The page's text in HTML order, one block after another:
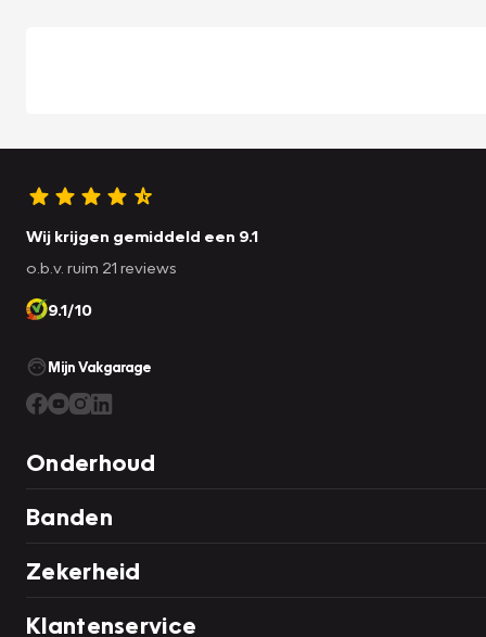
Wij krijgen gemiddeld een 9.1
o.b.v. ruim 21 reviews
9.1/10
Mijn Vakgarage
Onderhoud
Banden
Zekerheid
Klantenservice